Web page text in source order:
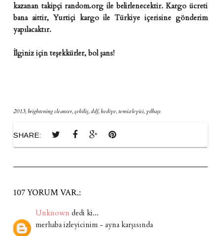
kazanan takipçi random.org ile belirlenecektir. Kargo ücreti
bana aittir, Yurtiçi kargo ile Türkiye içerisine gönderim
yapılacaktır.
İlginiz için teşekkürler, bol şans!
2013,brightening cleanser,çekiliş,ddf,hediye,temizleyici,yılbaşı
SHARE:
107 YORUM VAR.:
Unknown dedi ki...
merhaba izleyicinim - ayna karşısında